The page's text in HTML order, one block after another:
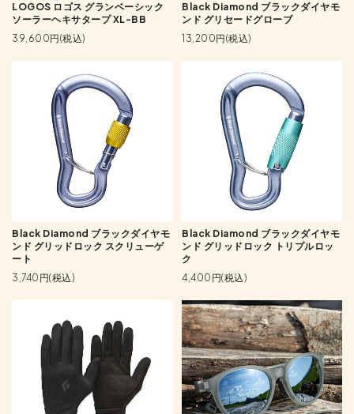
LOGOS ロゴス グランベーシック
ソーラーヘキサタープ XL-BB
39,600円(税込)
Black Diamond ブラックダイヤモ
ンド グリセードグローブ
13,200円(税込)
Black Diamond ブラックダイヤモ
ンド グリッドロック スクリューゲ
ート
3,740円(税込)
Black Diamond ブラックダイヤモ
ンド グリッドロック トリプルロッ
ク
4,400円(税込)